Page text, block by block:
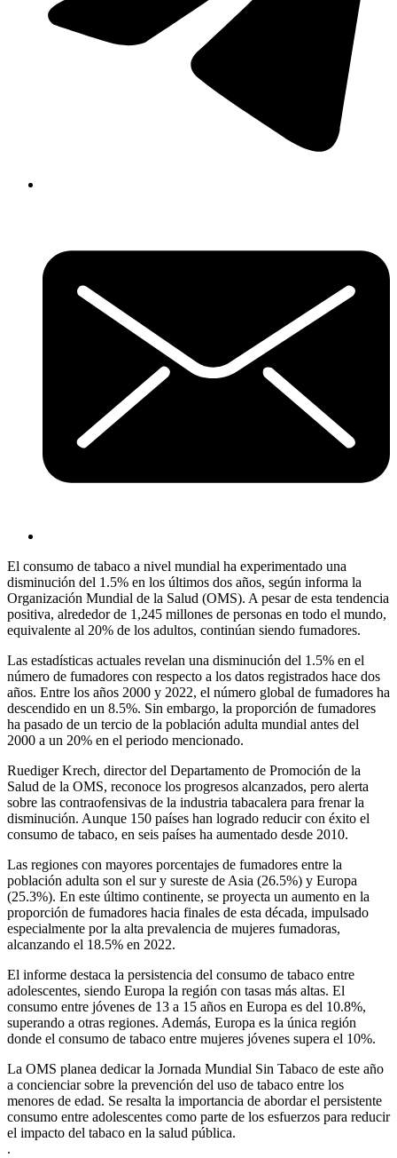
El consumo de tabaco a nivel mundial ha experimentado una
disminución del 1.5% en los últimos dos años, según informa la
Organización Mundial de la Salud (OMS). A pesar de esta tendencia
positiva, alrededor de 1,245 millones de personas en todo el mundo,
equivalente al 20% de los adultos, continúan siendo fumadores.
Las estadísticas actuales revelan una disminución del 1.5% en el
número de fumadores con respecto a los datos registrados hace dos
años. Entre los años 2000 y 2022, el número global de fumadores ha
descendido en un 8.5%. Sin embargo, la proporción de fumadores
ha pasado de un tercio de la población adulta mundial antes del
2000 a un 20% en el periodo mencionado.
Ruediger Krech, director del Departamento de Promoción de la
Salud de la OMS, reconoce los progresos alcanzados, pero alerta
sobre las contraofensivas de la industria tabacalera para frenar la
disminución. Aunque 150 países han logrado reducir con éxito el
consumo de tabaco, en seis países ha aumentado desde 2010.
Las regiones con mayores porcentajes de fumadores entre la
población adulta son el sur y sureste de Asia (26.5%) y Europa
(25.3%). En este último continente, se proyecta un aumento en la
proporción de fumadores hacia finales de esta década, impulsado
especialmente por la alta prevalencia de mujeres fumadoras,
alcanzando el 18.5% en 2022.
El informe destaca la persistencia del consumo de tabaco entre
adolescentes, siendo Europa la región con tasas más altas. El
consumo entre jóvenes de 13 a 15 años en Europa es del 10.8%,
superando a otras regiones. Además, Europa es la única región
donde el consumo de tabaco entre mujeres jóvenes supera el 10%.
La OMS planea dedicar la Jornada Mundial Sin Tabaco de este año
a concienciar sobre la prevención del uso de tabaco entre los
menores de edad. Se resalta la importancia de abordar el persistente
consumo entre adolescentes como parte de los esfuerzos para reducir
el impacto del tabaco en la salud pública.
.